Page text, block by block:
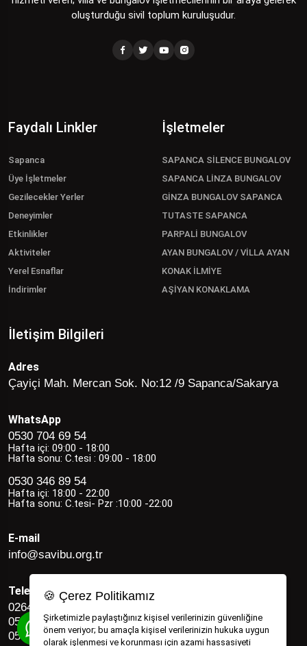
oluşturduğu sivil toplum kuruluşudur.
Faydalı Linkler
Sapanca
Üye İşletmeler
Gezilecekler Yerler
Deneyimler
Etkinlikler
Aktiviteler
Yerel Esnaflar
İndirimler
İşletmeler
SAPANCA SİLENCE BUNGALOV
SAPANCA LİNZA BUNGALOV
GİNZA BUNGALOV SAPANCA
TUTASTE SAPANCA
PARPALİ BUNGALOV
AYAN BUNGALOV / VİLLA AYAN
KONAK İLMİYE
AŞİYAN KONAKLAMA
İletişim Bilgileri
Adres
Çayiçi Mah. Mercan Sok. No:12 /9 Sapanca/Sakarya
WhatsApp
0530 704 69 54
Hafta içi: 09:00 - 18:00
Hafta sonu: C.tesi : 09:00 - 18:00
0530 346 89 54
Hafta içi: 18:00 - 22:00
Hafta sonu: C.tesi- Pzr :10:00 -22:00
E-mail
info@savibu.org.tr
Telefon
0264 582 12 17
0530 346 89 54
0530 704 69 54
🍪 Çerez Politikamız
Şirketimizle paylaştığınız kişisel verilerinizin güvenliğine
önem veriyor; bu amaçla kişisel verilerinizin hukuka uygun
olarak işlenmesi ve korunması için azami hassasiyeti